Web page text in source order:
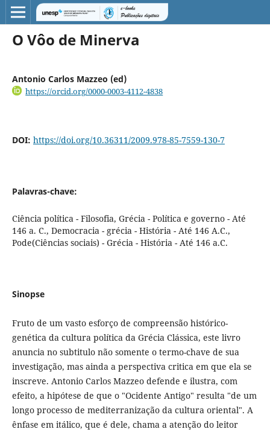
O Vôo de Minerva
Antonio Carlos Mazzeo (ed)
https://orcid.org/0000-0003-4112-4838
DOI: https://doi.org/10.36311/2009.978-85-7559-130-7
Palavras-chave:
Ciência política - Filosofia, Grécia - Política e governo - Até
146 a. C., Democracia - grécia - História - Até 146 A.C.,
Pode(Ciências sociais) - Grécia - História - Até 146 a.C.
Sinopse
Fruto de um vasto esforço de compreensão histórico-
genética da cultura política da Grécia Clássica, este livro
anuncia no subtitulo não somente o termo-chave de sua
investigação, mas ainda a perspectiva critica em que ela se
inscreve. Antonio Carlos Mazzeo defende e ilustra, com
efeito, a hipótese de que o "Ocidente Antigo" resulta "de um
longo processo de mediterranização da cultura oriental". A
ênfase em itálico, que é dele, chama a atenção do leitor